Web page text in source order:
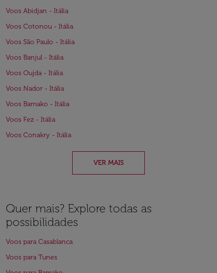
Voos Abidjan - Itália
Voos Cotonou - Itália
Voos São Paulo - Itália
Voos Banjul - Itália
Voos Oujda - Itália
Voos Nador - Itália
Voos Bamako - Itália
Voos Fez - Itália
Voos Conakry - Itália
VER MAIS
Quer mais? Explore todas as
possibilidades
Voos para Casablanca
Voos para Tunes